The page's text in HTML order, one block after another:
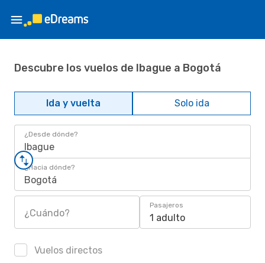
Descubre los vuelos de Ibague a Bogotá
Ida y vuelta Solo ida
¿Desde dónde?
Ibague
¿Hacia dónde?
Bogotá
¿Cuándo?
Pasajeros
1 adulto
Vuelos directos